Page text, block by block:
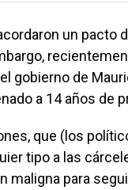
un pacto
gobierno de
a 14 años de
que (los
tipo a las
maligna para